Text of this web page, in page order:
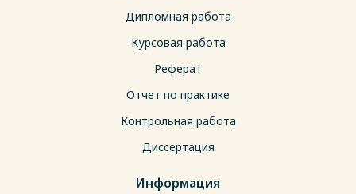
Дипломная работа
Курсовая работа
Реферат
Отчет по практике
Контрольная работа
Диссертация
Информация